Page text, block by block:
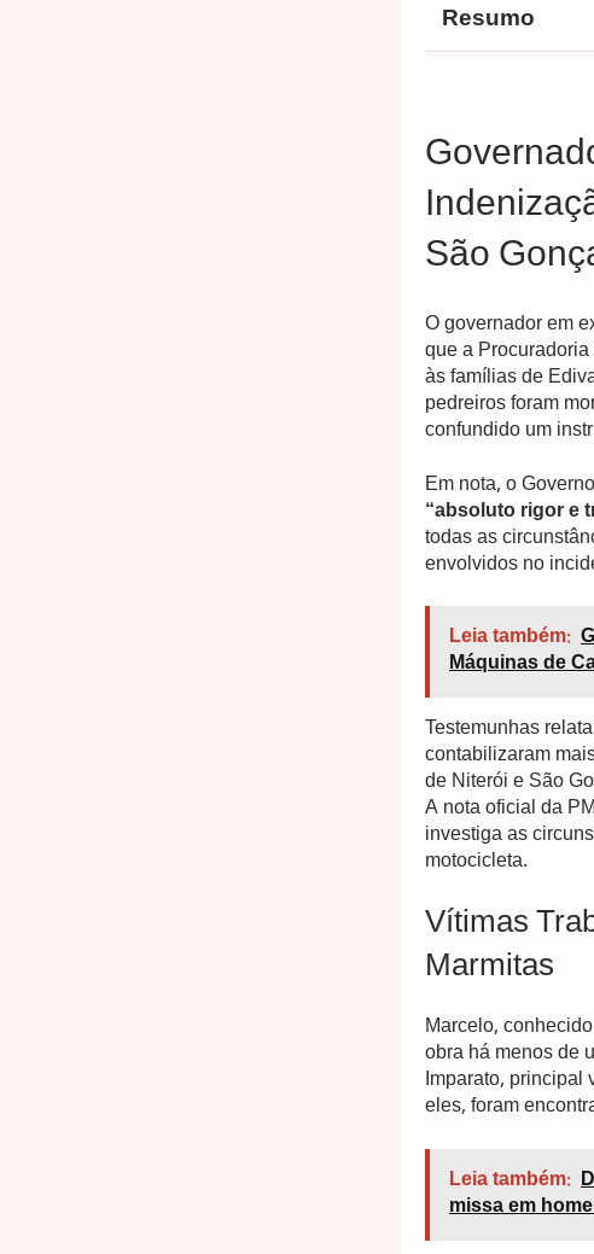
Resumo
São
O governador em
que a
às famílias de
pedreiros foram
confundido um
Em nota, o
“absoluto rigor e
todas as
envolvidos no
Leia também:
Máquinas de
Testemunhas
contabilizaram
de Niterói e São
A nota oficial da
investiga as
motocicleta.
Vítimas
Marmitas
Marcelo,
obra há menos de
Imparato, principal
eles, foram
Leia também:
missa em